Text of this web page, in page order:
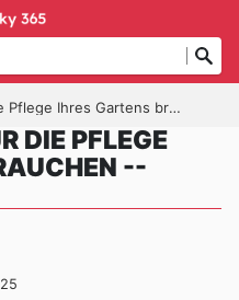
Ihres Gartens brauchen --
DIE PFLEGE
--